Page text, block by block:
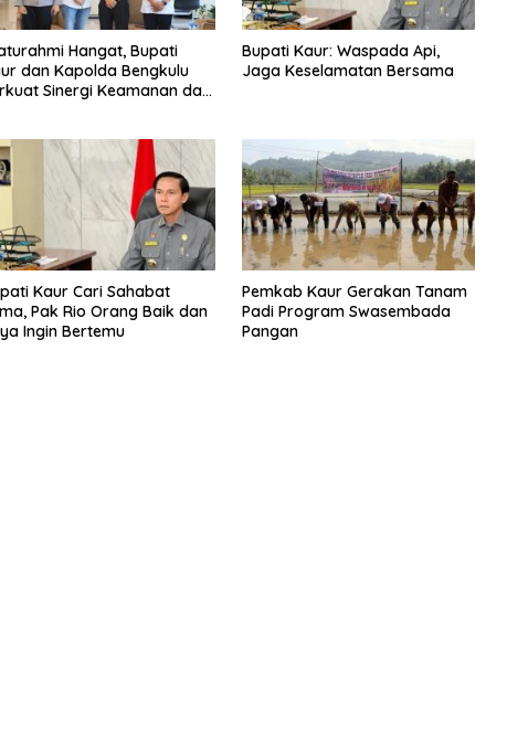
Hangat, Bupati
dan Kapolda Bengkulu
Sinergi Keamanan dan
Bupati Kaur: Waspada Api,
Jaga Keselamatan Bersama
Kaur Cari Sahabat
Pak Rio Orang Baik dan
Ingin Bertemu
Pemkab Kaur Gerakan Tanam
Padi Program Swasembada
Pangan